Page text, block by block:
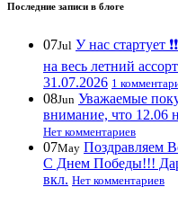
Последние записи в блоге
07Jul У нас стартует
на весь летний
31.07.2026 1
08Jun Уважаемые
внимание, что 12.06
Нет комментариев
07May Поздравляем
С Днем Победы!!!
вкл. Нет комментариев